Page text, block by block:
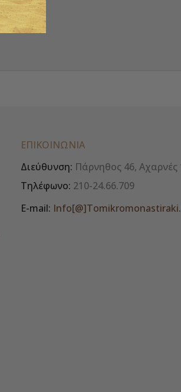
ΕΠΙΚΟΙΝΩΝΊΑ
Διεύθυνση: Πάρνηθος 46, Αχαρνές
Τηλέφωνο: 210-24.66.709
E-mail: